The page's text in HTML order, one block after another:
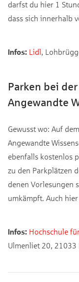
darfst du hier 1
dass sich innerhalb
Infos: Lidl,
Parken bei
Angewandte
Gewusst wo: Auf
Angewandte
ebenfalls kostenlos
zu den Parkplätzen
denen Vorlesungen
umkämpft. Auch
Infos: Hochschule
Ulmenliet 20, 21033